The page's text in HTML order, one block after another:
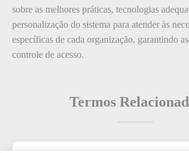
sobre as melhores práticas, tecnologias
personalização do sistema para atender às
específicas de cada organização, garantindo
controle de acesso.
Termos